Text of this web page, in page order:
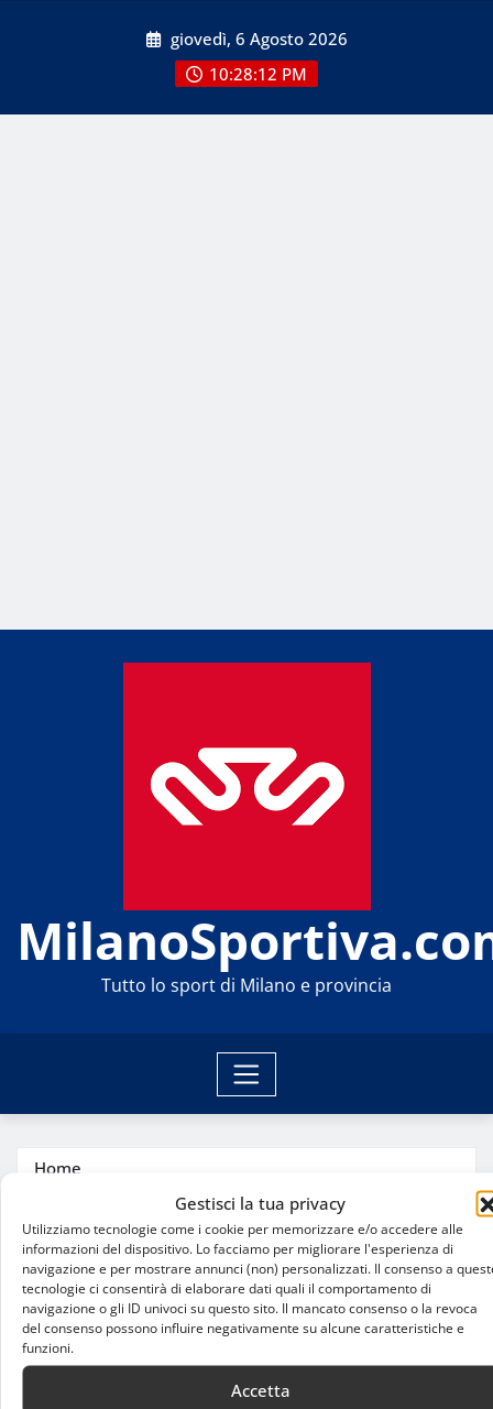
Gestisci la tua privacy
Utilizziamo tecnologie come i cookie per memorizzare e/o accedere alle
informazioni del dispositivo. Lo facciamo per migliorare l'esperienza di
navigazione e per mostrare annunci (non) personalizzati. Il consenso a
tecnologie ci consentirà di elaborare dati quali il comportamento di
navigazione o gli ID univoci su questo sito. Il mancato consenso o la revoca
del consenso possono influire negativamente su alcune caratteristiche e
funzioni.
Accetta
giovedì, 6 Agosto 2026
10:28:12 PM
Tutto lo sport di Milano e provincia
Home
Il jolly difensivo con la grinta di un leone: Milano
accoglie Gianmarco Genovali